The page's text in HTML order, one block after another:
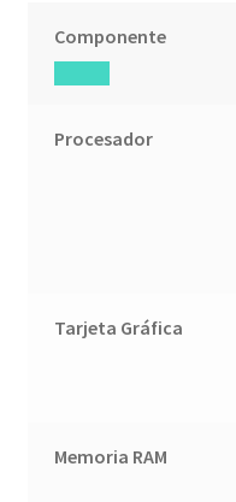
Componente
Procesador
Tarjeta Gráfica
Memoria RAM